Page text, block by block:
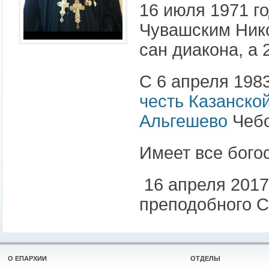
16 июля 1971
Чувашским
сан диакона, а
С 6 апреля
честь
Альгешево
Имеет все
16 апреля
преподобного
О ЕПАРХИИ
ОТДЕЛЫ